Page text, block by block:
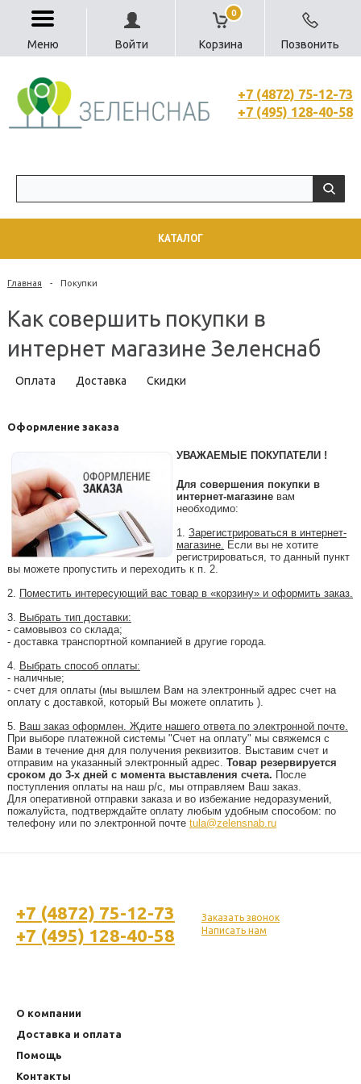
0
Меню Войти Корзина Позвонить
+7 (4872) 75-12-73
+7 (495) 128-40-58
КАТАЛОГ
Главная - Покупки
Как совершить покупки в
интернет магазине Зеленснаб
Оплата Доставка Скидки
Оформление заказа
УВАЖАЕМЫЕ ПОКУПАТЕЛИ !
Для совершения покупки в
интернет-магазине вам
необходимо:
1. Зарегистрироваться в интернет-
магазине. Если вы не хотите
регистрироваться, то данный пункт
вы можете пропустить и переходить к п. 2.
2. Поместить интересующий вас товар в «корзину» и оформить заказ.
3. Выбрать тип доставки:
- самовывоз со склада;
- доставка транспортной компанией в другие города.
4. Выбрать способ оплаты:
- наличные;
- счет для оплаты (мы вышлем Вам на электронный адрес счет на
оплату с доставкой, который Вы можете оплатить ).
5. Ваш заказ оформлен. Ждите нашего ответа по электронной почте.
При выборе платежной системы "Счет на оплату" мы свяжемся с
Вами в течение дня для получения реквизитов. Выставим счет и
отправим на указанный электронный адрес. Товар резервируется
сроком до 3-х дней с момента выставления счета. После
поступления оплаты на наш р/с, мы отправляем Ваш заказ.
Для оперативной отправки заказа и во избежание недоразумений,
пожалуйста, подтверждайте оплату любым удобным способом: по
телефону или по электронной почте tula@zelensnab.ru
+7 (4872) 75-12-73
+7 (495) 128-40-58
Заказать звонок
Написать нам
О компании
Доставка и оплата
Помощь
Контакты